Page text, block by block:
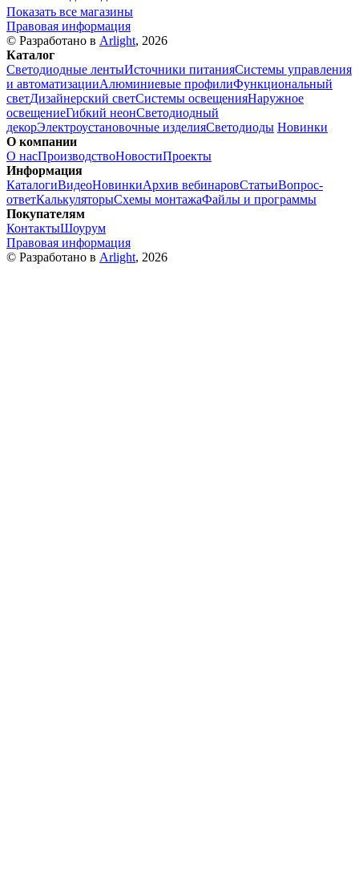
Показать все магазины
Правовая информация
© Разработано в Arlight, 2026
Каталог
Светодиодные лентыИсточники питанияСистемы управления
и автоматизацииАлюминиевые профилиФункциональный
светДизайнерский светСистемы освещенияНаружное
освещениеГибкий неонСветодиодный
декорЭлектроустановочные изделияСветодиоды Новинки
О компании
О насПроизводствоНовостиПроекты
Информация
КаталогиВидеоНовинкиАрхив вебинаровСтатьиВопрос-
ответКалькуляторыСхемы монтажаФайлы и программы
Покупателям
КонтактыШоурум
Правовая информация
© Разработано в Arlight, 2026